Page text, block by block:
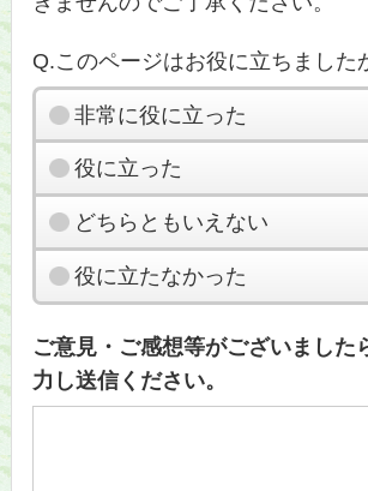
Q.このページはお役に立ちました
非常に役に立った
役に立った
どちらともいえない
役に立たなかった
ご意見・ご感想等がございました
力し送信ください。